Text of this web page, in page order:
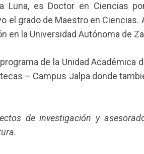
Luna, es Doctor en Ciencias
el grado de Maestro en Ciencias.
en la Universidad Autónoma de
de la Unidad Académica
– Campus Jalpa donde
de investigación y